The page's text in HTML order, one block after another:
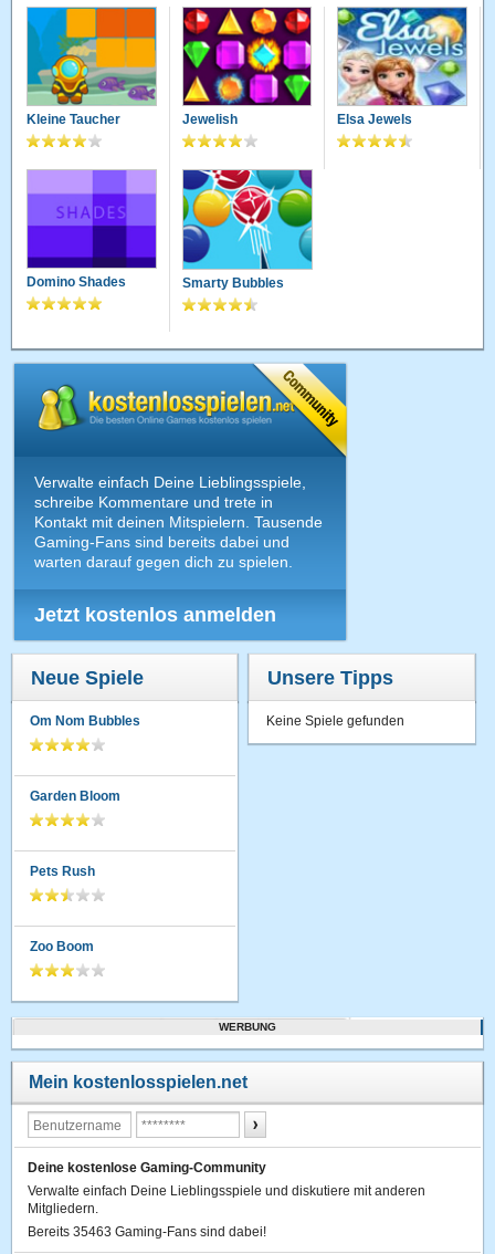
Kleine Taucher Jewelish Elsa Jewels
Domino Shades Smarty Bubbles
Verwalte einfach Deine Lieblingsspiele,
schreibe Kommentare und trete in
Kontakt mit deinen Mitspielern. Tausende
Gaming-Fans sind bereits dabei und
warten darauf gegen dich zu spielen.
Jetzt kostenlos anmelden
Neue Spiele
Om Nom Bubbles
Garden Bloom
Pets Rush
Zoo Boom
Unsere Tipps
Keine Spiele gefunden
WERBUNG
Mein kostenlosspielen.net
Deine kostenlose Gaming-Community
Verwalte einfach Deine Lieblingsspiele und diskutiere mit anderen
Mitgliedern.
Bereits 35463 Gaming-Fans sind dabei!